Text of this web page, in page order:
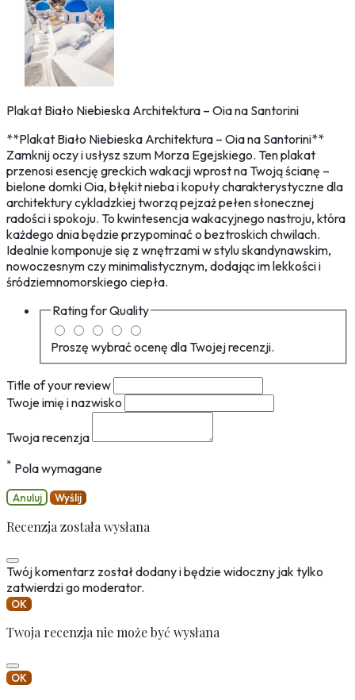
Plakat Biało Niebieska Architektura – Oia na Santorini
**Plakat Biało Niebieska Architektura – Oia na Santorini**
Zamknij oczy i usłysz szum Morza Egejskiego. Ten plakat
przenosi esencję greckich wakacji wprost na Twoją ścianę –
bielone domki Oia, błękit nieba i kopuły charakterystyczne dla
architektury cykladzkiej tworzą pejzaż pełen słonecznej
radości i spokoju. To kwintesencja wakacyjnego nastroju, która
każdego dnia będzie przypominać o beztroskich chwilach.
Idealnie komponuje się z wnętrzami w stylu skandynawskim,
nowoczesnym czy minimalistycznym, dodając im lekkości i
śródziemnomorskiego ciepła.
Rating forQuality
Proszę wybrać ocenę dla Twojej recenzji.
Title of your review
Twoje imię i nazwisko
Twoja recenzja
* Pola wymagane
Anuluj Wyślij
Recenzja została wysłana
Twój komentarz został dodany i będzie widoczny jak tylko
zatwierdzi go moderator.
OK
Twoja recenzja nie może być wysłana
OK